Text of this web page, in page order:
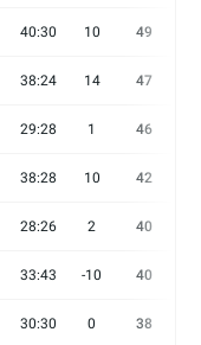
40:30 10 49
38:24 14 47
29:28 1 46
38:28 10 42
28:26 2 40
33:43 -10 40
30:30 0 38